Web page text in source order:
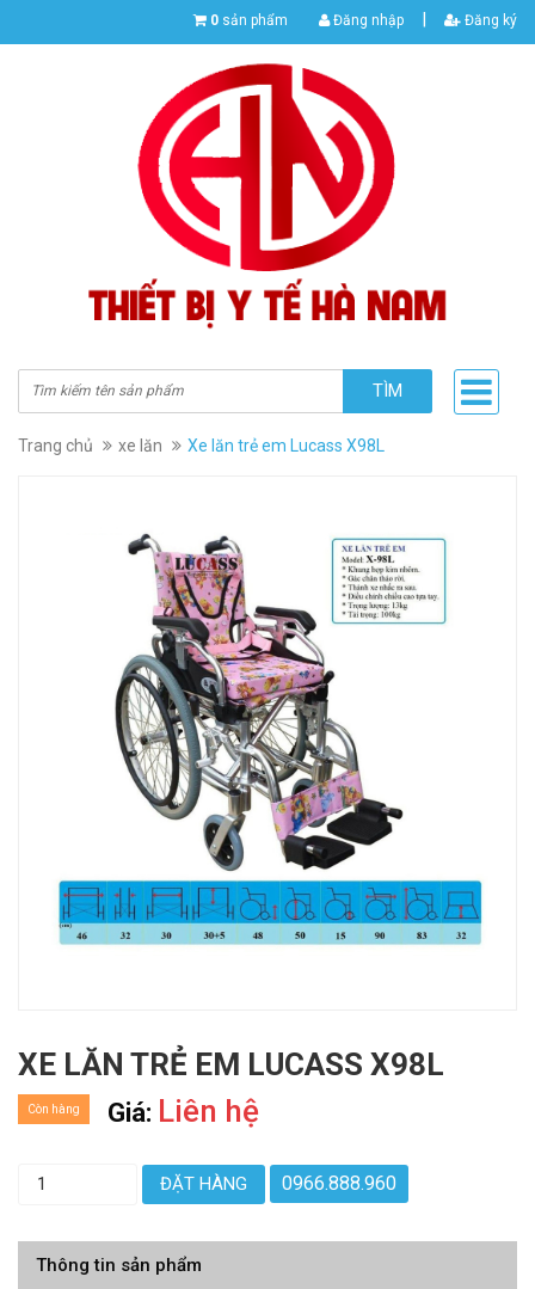
0 sản phẩm Đăng nhập | Đăng ký
TÌM
Trang chủ xe lăn Xe lăn trẻ em Lucass X98L
XE LĂN TRẺ EM LUCASS X98L
Giá: Liên hệ
Còn hàng
ĐẶT HÀNG 0966.888.960
Thông tin sản phẩm